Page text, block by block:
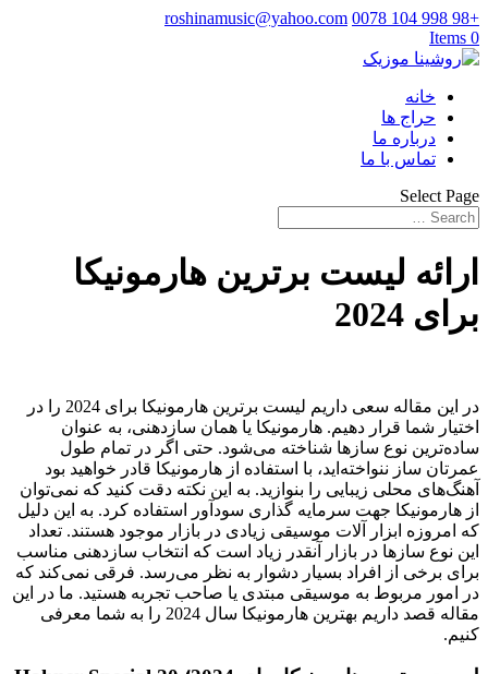
+98 998 104 0078
roshinamusic@yahoo.com
0 Items
خانه
حراج ها
درباره ما
تماس با ما
Select Page
ارائه لیست برترین هارمونیکا
برای 2024
در این مقاله سعی داریم لیست برترین هارمونیکا برای 2024 را در
اختیار شما قرار دهیم. هارمونیکا یا همان سازدهنی، به عنوان
ساده‌ترین نوع سازها شناخته می‌شود. حتی اگر در تمام طول
عمرتان ساز ننواخته‌اید، با استفاده از هارمونیکا قادر خواهید بود
آهنگ‌های محلی زیبایی را بنوازید. به این نکته دقت کنید که نمی‌توان
از هارمونیکا جهت سرمایه گذاری سودآور استفاده کرد. به این دلیل
که امروزه ابزار آلات موسیقی زیادی در بازار موجود هستند. تعداد
این نوع سازها در بازار آنقدر زیاد است که انتخاب سازدهنی مناسب
برای برخی از افراد بسیار دشوار به نظر می‌رسد. فرقی نمی‌کند که
در امور مربوط به موسیقی مبتدی یا صاحب تجربه هستید. ما در این
مقاله قصد داریم بهترین هارمونیکا سال 2024 را به شما معرفی
کنیم.